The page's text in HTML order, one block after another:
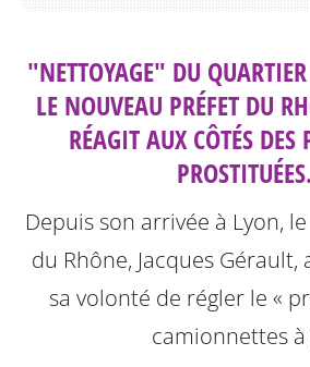
"NETTOYAGE" DU
LE NOUVEAU PRÉFET DU
RÉAGIT AUX CÔTÉS DES
Depuis son arrivée à Lyon,
du Rhône, Jacques
sa volonté de régler le «
camionnettes à